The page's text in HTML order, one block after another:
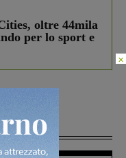
oltre 44mila
per lo sport e
×